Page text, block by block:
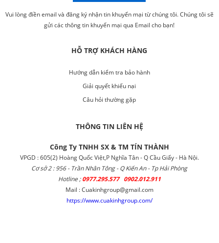
Vui lòng điền email và đăng ký nhận tin khuyến mại từ chúng tôi. Chúng tôi sẽ
gửi các thông tin khuyến mại qua Email cho bạn!
HỖ TRỢ KHÁCH HÀNG
Hướng dẫn kiểm tra bảo hành
Giải quyết khiếu nại
Câu hỏi thường gặp
THÔNG TIN LIÊN HỆ
Công Ty TNHH SX & TM TÍN THÀNH
VPGD : 605(2) Hoàng Quốc Việt,P Nghĩa Tân - Q Cầu Giấy - Hà Nội.
Cơ sở 2 : 956 - Trần Nhân Tông - Q Kiến An - Tp Hải Phòng
Hotline ; 0977.295.577 0902.012.911
Mail : Cuakinhgroup@gmail.com
https://www.cuakinhgroup.com/